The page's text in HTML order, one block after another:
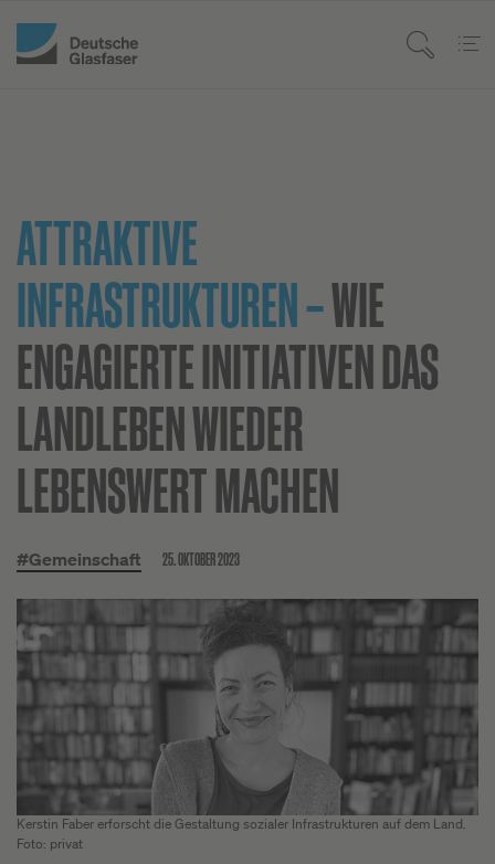
ATTRAKTIVE
INFRASTRUKTUREN –WIE
ENGAGIERTE INITIATIVEN DAS
LANDLEBEN WIEDER
LEBENSWERT MACHEN
#Gemeinschaft 25. OKTOBER 2023
Kerstin Faber erforscht die Gestaltung sozialer Infrastrukturen auf dem Land.
Foto: privat